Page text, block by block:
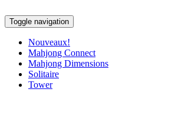
Toggle navigation
Nouveaux!
Mahjong Connect
Mahjong Dimensions
Solitaire
Tower